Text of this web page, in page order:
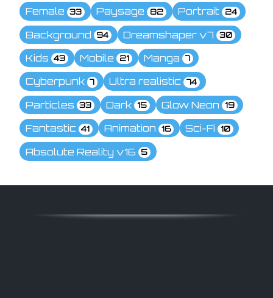
Female 33 Paysage 82 Portrait 24
Background 94 Dreamshaper v7 30
Kids 43 Mobile 21 Manga 7
Cyberpunk 7 Ultra realistic 74
Particles 33 Dark 15 Glow Neon 19
Fantastic 41 Animation 16 Sci-Fi 10
Absolute Reality v16 5